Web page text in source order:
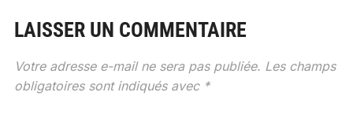
LAISSER UN COMMENTAIRE
Votre adresse e-mail ne sera pas publiée. Les champs
obligatoires sont indiqués avec *